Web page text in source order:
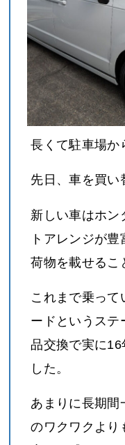
長くて駐車場か
先日、車を買い
新しい車はホン
トアレンジが
荷物を載せるこ
これまで乗って
ードというステ
品交換で実に16
した。
あまりに長期間
のワクワクより